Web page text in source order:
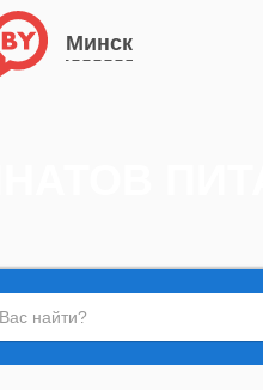
Минск